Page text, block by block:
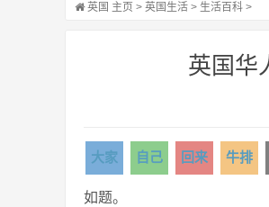
英国 主页 > 英国生活 > 生活百科 >
英国华
大家 自己 回来 牛排
如题。